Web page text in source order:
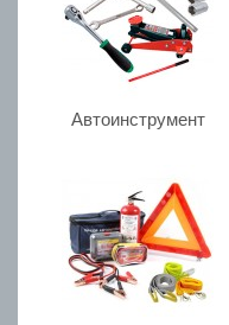
Автоинструмент